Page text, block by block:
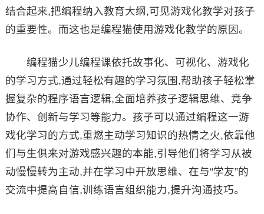
结合起来,把编程纳入教育大纲,可见游戏化教学对孩子
的重要性。而这也是编程猫使用游戏化教学的原因。
编程猫少儿编程课依托故事化、可视化、游戏化
的学习方式,通过轻松有趣的学习氛围,帮助孩子轻松掌
握复杂的程序语言逻辑,全面培养孩子逻辑思维、竞争
协作、创新与学习等能力。孩子可以通过编程这一游
戏化学习的方式,重燃主动学习知识的热情之火,依靠他
们与生俱来对游戏感兴趣的本能,引导他们将学习从被
动慢慢转为主动,并在学习中开放思维、在与“学友”的
交流中提高自信,训练语言组织能力,提升沟通技巧。